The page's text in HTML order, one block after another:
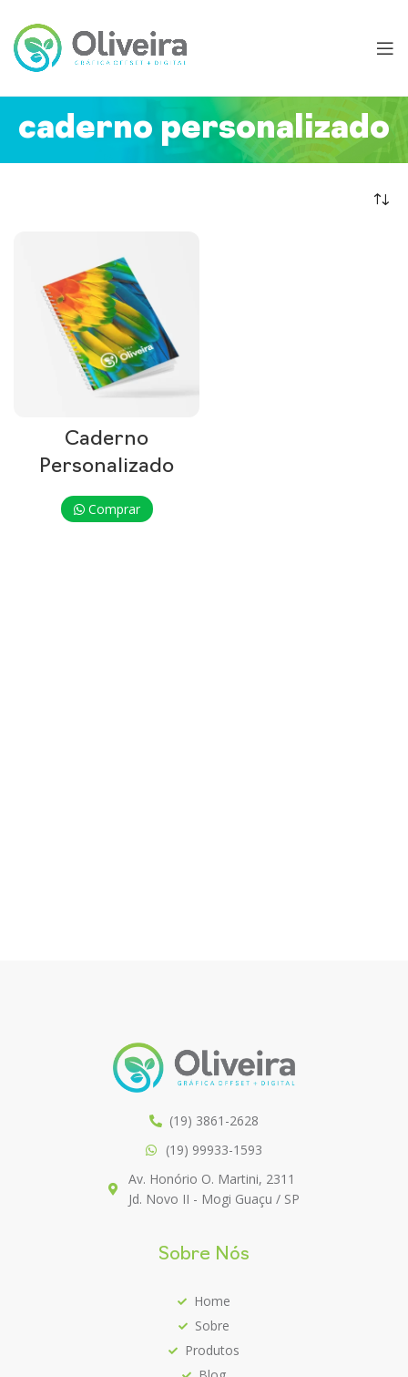
caderno personalizado
Caderno
Personalizado
Comprar
(19) 3861-2628
(19) 99933-1593
Av. Honório O. Martini, 2311
Jd. Novo II - Mogi Guaçu / SP
Sobre Nós
Home
Sobre
Produtos